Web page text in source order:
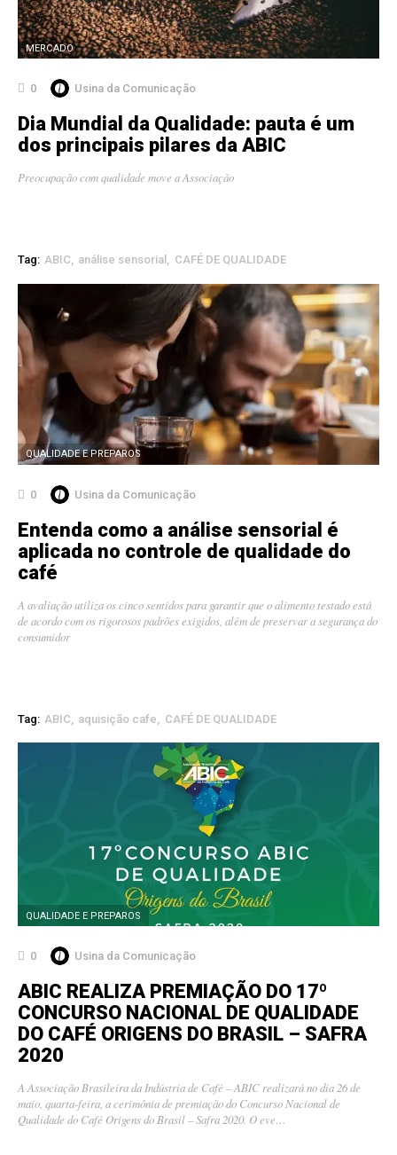
MERCADO
0 Usina da Comunicação
Dia Mundial da Qualidade: pauta é um
dos principais pilares da ABIC
Preocupação com qualidade move a Associação
Tag: ABIC análise sensorial CAFÉ DE QUALIDADE
QUALIDADE E PREPAROS
0 Usina da Comunicação
Entenda como a análise sensorial é
aplicada no controle de qualidade do
café
A avaliação utiliza os cinco sentidos para garantir que o alimento testado está
de acordo com os rigorosos padrões exigidos, além de preservar a segurança do
consumidor
Tag: ABIC aquisição cafe CAFÉ DE QUALIDADE
QUALIDADE E PREPAROS
0 Usina da Comunicação
ABIC REALIZA PREMIAÇÃO DO 17º
CONCURSO NACIONAL DE QUALIDADE
DO CAFÉ ORIGENS DO BRASIL – SAFRA
2020
A Associação Brasileira da Indústria de Café – ABIC realizará no dia 26 de
maio, quarta-feira, a cerimônia de premiação do Concurso Nacional de
Qualidade do Café Origens do Brasil – Safra 2020. O eve…